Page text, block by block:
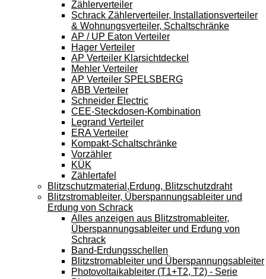
Zählerverteiler
Schrack Zählerverteiler, Installationsverteiler
& Wohnungsverteiler, Schaltschränke
AP / UP Eaton Verteiler
Hager Verteiler
AP Verteiler Klarsichtdeckel
Mehler Verteiler
AP Verteiler SPELSBERG
ABB Verteiler
Schneider Electric
CEE-Steckdosen-Kombination
Legrand Verteiler
ERA Verteiler
Kompakt-Schaltschränke
Vorzähler
KÜK
Zählertafel
Blitzschutzmaterial,Erdung, Blitzschutzdraht
Blitzstromableiter, Überspannungsableiter und
Erdung von Schrack
Alles anzeigen aus Blitzstromableiter,
Überspannungsableiter und Erdung von
Schrack
Band-Erdungsschellen
Blitzstromableiter und Überspannungsableiter
Photovoltaikableiter (T1+T2, T2) - Serie